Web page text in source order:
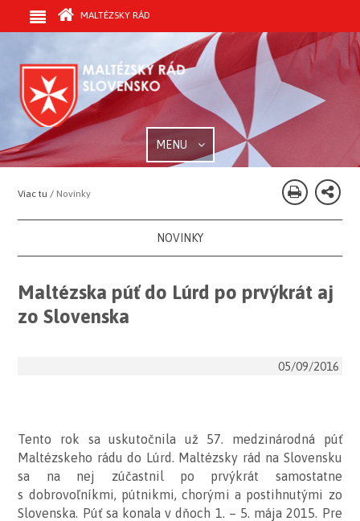
MALTÉZSKY RÁD
MENU
Viac tu / Novinky
NOVINKY
Maltézska púť do Lúrd po prvýkrát aj
zo Slovenska
05/09/2016
Tento rok sa uskutočnila už 57. medzinárodná púť
Maltézskeho rádu do Lúrd. Maltézsky rád na Slovensku
sa na nej zúčastnil po prvýkrát samostatne
s dobrovoľníkmi, pútnikmi, chorými a postihnutými zo
Slovenska. Púť sa konala v dňoch 1. – 5. mája 2015. Pre